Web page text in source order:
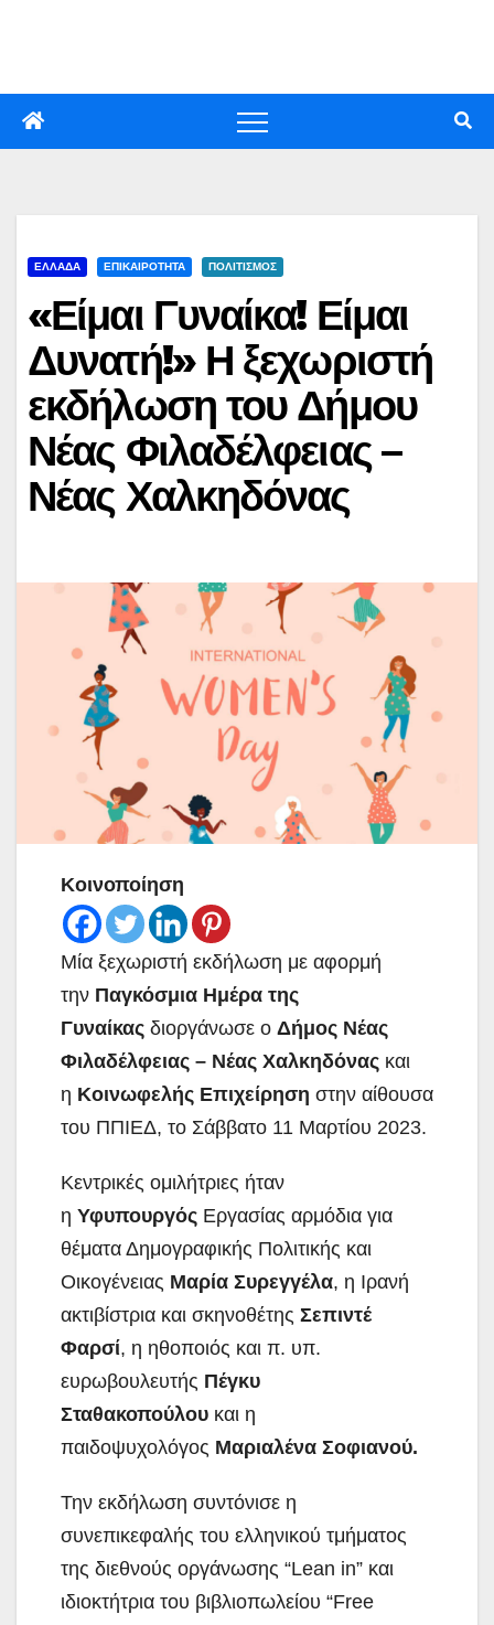
ΕΛΛΑΔΑ ΕΠΙΚΑΙΡΟΤΗΤΑ ΠΟΛΙΤΙΣΜΟΣ
«Είμαι Γυναίκα! Είμαι
Δυνατή!» Η ξεχωριστή
εκδήλωση του Δήμου
Νέας Φιλαδέλφειας –
Νέας Χαλκηδόνας
Κοινοποίηση
Μία ξεχωριστή εκδήλωση με αφορμή
την Παγκόσμια Ημέρα της
Γυναίκας διοργάνωσε ο Δήμος Νέας
Φιλαδέλφειας – Νέας Χαλκηδόνας και
η Κοινωφελής Επιχείρηση στην αίθουσα
του ΠΠΙΕΔ, το Σάββατο 11 Μαρτίου 2023.
Κεντρικές ομιλήτριες ήταν
η Υφυπουργός Εργασίας αρμόδια για
θέματα Δημογραφικής Πολιτικής και
Οικογένειας Μαρία Συρεγγέλα, η Ιρανή
ακτιβίστρια και σκηνοθέτης Σεπιντέ
Φαρσί, η ηθοποιός και π. υπ.
ευρωβουλευτής Πέγκυ
Σταθακοπούλου και η
παιδοψυχολόγος Μαριαλένα Σοφιανού.
Την εκδήλωση συντόνισε η
συνεπικεφαλής του ελληνικού τμήματος
της διεθνούς οργάνωσης “Lean in” και
ιδιοκτήτρια του βιβλιοπωλείου “Free